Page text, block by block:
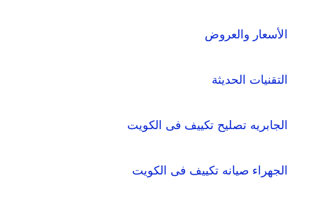
الأسعار والعروض
التقنيات الحديثة
الجابريه تصليح تكييف فى الكويت
الجهراء صيانه تكييف فى الكويت